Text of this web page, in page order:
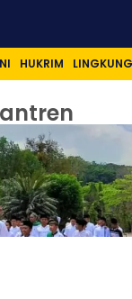
HUKRIM